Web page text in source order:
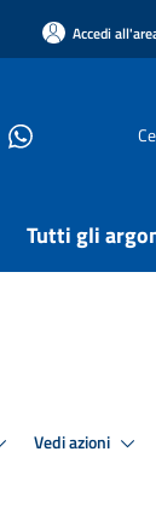
Accedi
Tutti gli
Vedi azioni